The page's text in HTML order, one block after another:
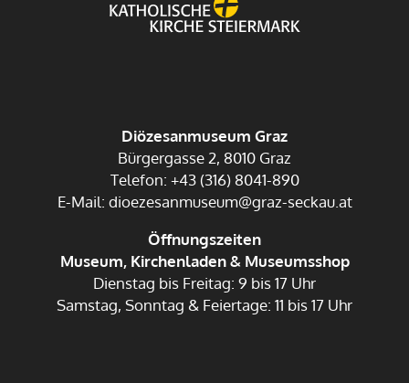
Diözesanmuseum Graz
Bürgergasse 2, 8010 Graz
Telefon: +43 (316) 8041-890
E-Mail: dioezesanmuseum@graz-seckau.at
Öffnungszeiten
Museum, Kirchenladen & Museumsshop
Dienstag bis Freitag: 9 bis 17 Uhr
Samstag, Sonntag & Feiertage: 11 bis 17 Uhr